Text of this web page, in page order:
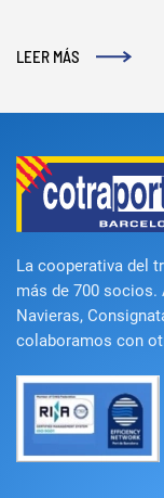
LEER MÁS
La cooperativa del
más de 700
Navieras,
colaboramos con